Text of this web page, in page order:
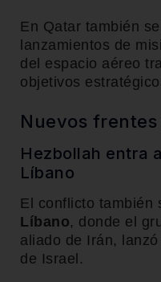
En Qatar también
lanzamientos de
del espacio aéreo
objetivos
Nuevos
Hezbollah entra
Líbano
El conflicto también
Líbano, donde el
aliado de Irán,
de Israel.